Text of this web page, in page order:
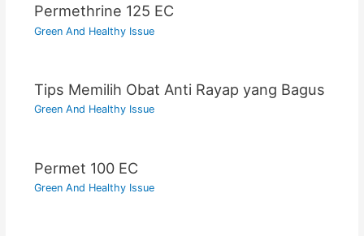
Permethrine 125 EC
Green And Healthy Issue
Tips Memilih Obat Anti Rayap yang Bagus
Green And Healthy Issue
Permet 100 EC
Green And Healthy Issue